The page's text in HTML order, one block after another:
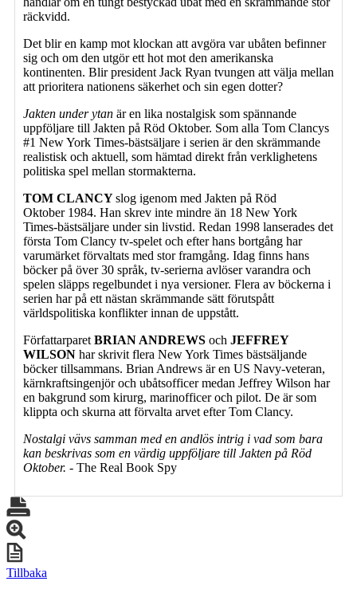
räckvidd.
Det blir en kamp mot klockan att avgöra var ubåten befinner
sig och om den utgör ett hot mot den amerikanska
kontinenten. Blir president Jack Ryan tvungen att välja mellan
att prioritera nationens säkerhet och sin egen dotter?
Jakten under ytan är en lika nostalgisk som spännande
uppföljare till Jakten på Röd Oktober. Som alla Tom Clancys
#1 New York Times-bästsäljare i serien är den skrämmande
realistisk och aktuell, som hämtad direkt från verklighetens
politiska spel mellan stormakterna.
TOM CLANCYslog igenom med Jakten på Röd
Oktober 1984. Han skrev inte mindre än 18 New York
Times-bästsäljare under sin livstid. Redan 1998 lanserades det
första Tom Clancy tv-spelet och efter hans bortgång har
varumärket förvaltats med stor framgång. Idag finns hans
böcker på över 30 språk, tv-serierna avlöser varandra och
spelen släpps regelbundet i nya versioner. Flera av böckerna i
serien har på ett nästan skrämmande sätt förutspått
världspolitiska konflikter innan de uppstått.
Författarparet BRIAN ANDREWS och JEFFREY
WILSON har skrivit flera New York Times bästsäljande
böcker tillsammans. Brian Andrews är en US Navy-veteran,
kärnkraftsingenjör och ubåtsofficer medan Jeffrey Wilson har
en bakgrund som kirurg, marinofficer och pilot. De är som
klippta och skurna att förvalta arvet efter Tom Clancy.
Nostalgi vävs samman med en andlös intrig i vad som bara
kan beskrivas som en värdig uppföljare till Jakten på Röd
Oktober. - The Real Book Spy
Tillbaka